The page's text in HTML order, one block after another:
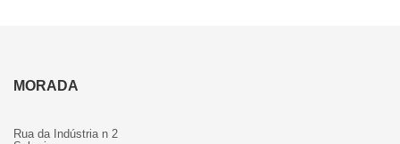
MORADA
Rua da Indústria n 2